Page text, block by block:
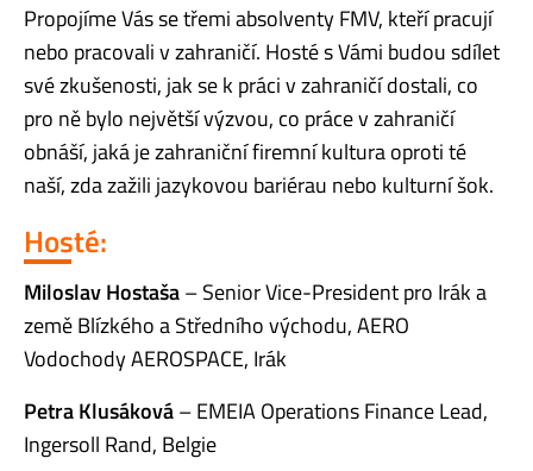
Propojíme Vás se třemi absolventy FMV, kteří pracují
nebo pracovali v zahraničí. Hosté s Vámi budou sdílet
své zkušenosti, jak se k práci v zahraničí dostali, co
pro ně bylo největší výzvou, co práce v zahraničí
obnáší, jaká je zahraniční firemní kultura oproti té
naší, zda zažili jazykovou bariérau nebo kulturní šok.
Hosté:
Miloslav Hostaša– Senior Vice-President pro Irák a
zeměBlízkého a Středního východu, AERO
Vodochody AEROSPACE, Irák
Petra Klusáková– EMEIA Operations Finance Lead,
Ingersoll Rand, Belgie